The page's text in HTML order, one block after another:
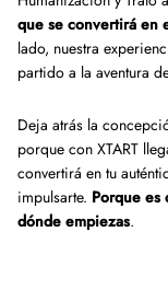
que se convertirá en
lado, nuestra
partido a la aventura
Deja atrás la
porque con XTART
convertirá en tu
impulsarte. Porque es
dónde empiezas.